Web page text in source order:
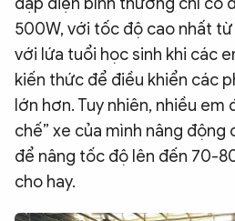
500W, với tốc độ cao nhất
với lứa tuổi học sinh khi các
kiến thức để điều khiển các
lớn hơn. Tuy nhiên, nhiều em
chế” xe của mình nâng
để nâng tốc độ lên đến 70-
cho hay.